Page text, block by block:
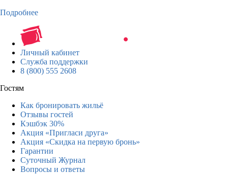
Подробнее
Личный кабинет
Служба поддержки
8 (800) 555 2608
Гостям
Как бронировать жильё
Отзывы гостей
Кэшбэк 30%
Акция «Пригласи друга»
Акция «Скидка на первую бронь»
Гарантии
Суточный Журнал
Вопросы и ответы